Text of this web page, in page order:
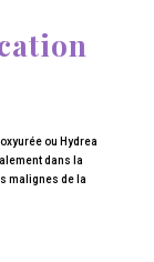
ou Hydrea
dans la
malignes de la